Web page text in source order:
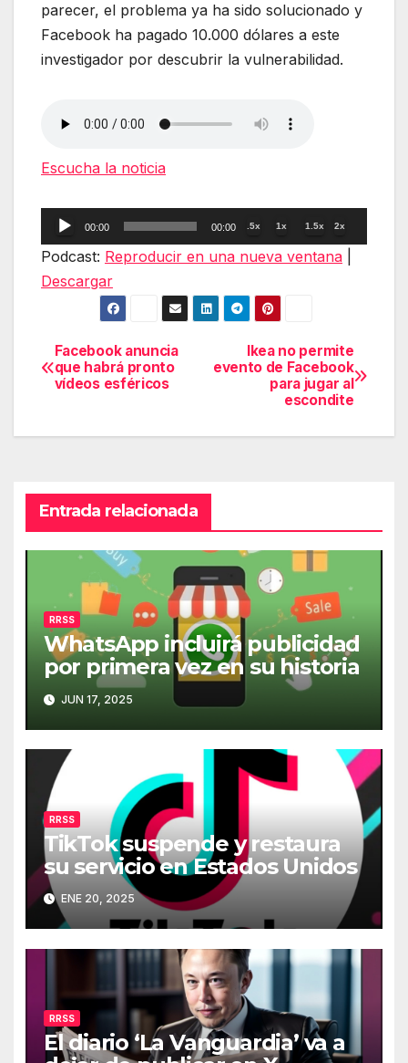
parecer, el problema ya ha sido solucionado y
Facebook ha pagado 10.000 dólares a este
investigador por descubrir la vulnerabilidad.
Escucha la noticia
Reproductor
de
00:00 00:00 .5x 1x 1.5x 2x
Podcast: Reproducir en una nueva ventana
Descargar
Navegación
de
entradas
Ikea no permite
evento de Facebook
para jugar al
escondite
Facebook anuncia
que habrá pronto
vídeos esféricos
Entrada relacionada
RRSS
WhatsApp incluirá publicidad
por primera vez en su historia
JUN 17, 2025
RRSS
TikTok suspende y restaura
su servicio en Estados Unidos
ENE 20, 2025
RRSS
El diario ‘La Vanguardia’ va a